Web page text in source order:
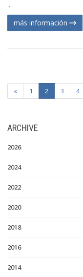
...
más información
« 1 2 3 4
ARCHIVE
2026
2024
2022
2020
2018
2016
2014